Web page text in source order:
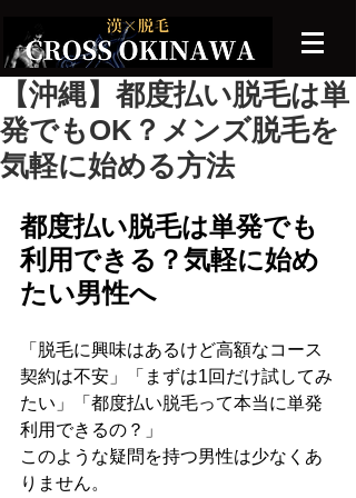
【沖縄】都度払い脱毛は単
発でもOK？メンズ脱毛を
気軽に始める方法
都度払い脱毛は単発でも
利用できる？気軽に始め
たい男性へ
「脱毛に興味はあるけど高額なコース
契約は不安」「まずは1回だけ試してみ
たい」「都度払い脱毛って本当に単発
利用できるの？」
このような疑問を持つ男性は少なくあ
りません。